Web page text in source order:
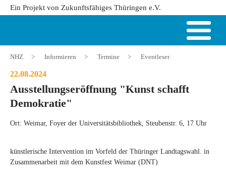
Ein Projekt von Zukunftsfähiges Thüringen e.V.
NHZ > Informieren > Termine > Eventleser
22.08.2024
Ausstellungseröffnung "Kunst schafft
Demokratie"
Ort: Weimar, Foyer der Universitätsbibliothek, Steubenstr. 6, 17 Uhr
künstlerische Intervention im Vorfeld der Thüringer Landtagswahl. in
Zusammenarbeit mit dem Kunstfest Weimar (DNT)